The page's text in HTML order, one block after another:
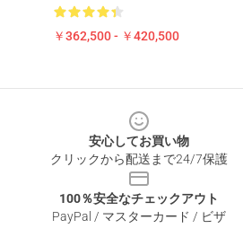
￥362,500 - ￥420,500
安心してお買い物
クリックから配送まで24/7保護
100％安全なチェックアウト
PayPal / マスターカード / ビザ